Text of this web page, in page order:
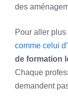
des
Pour aller plus
comme celui
de formation
Chaque
demandent